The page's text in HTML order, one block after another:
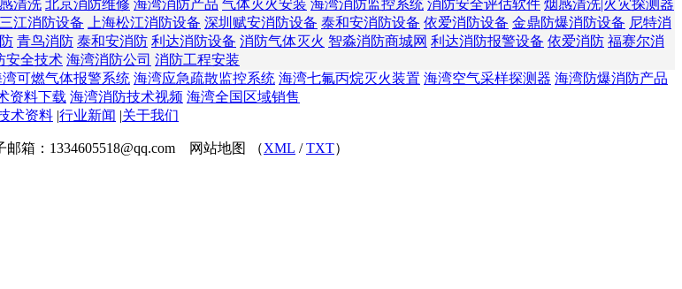
清洗 北京消防维修 海湾消防产品 气体灭火安装 海湾消防监控系统 消防安全评估软件 烟感清洗|火灾探测器
江消防设备 上海松江消防设备 深圳赋安消防设备 泰和安消防设备 依爱消防设备 金鼎防爆消防设备 尼特消
青鸟消防 泰和安消防 利达消防设备 消防气体灭火 智淼消防商城网 利达消防报警设备 依爱消防 福赛尔消
安全技术 海湾消防公司 消防工程安装
湾可燃气体报警系统 海湾应急疏散监控系统 海湾七氟丙烷灭火装置 海湾空气采样探测器 海湾防爆消防产品
资料下载 海湾消防技术视频 海湾全国区域销售
术资料 |行业新闻 |关于我们
箱：1334605518@qq.com 网站地图 （XML /TXT）